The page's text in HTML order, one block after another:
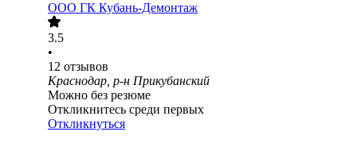
ООО ГК Кубань-Демонтаж
3.5
•
12 отзывов
Краснодар, р-н Прикубанский
Можно без резюме
Откликнитесь среди первых
Откликнуться